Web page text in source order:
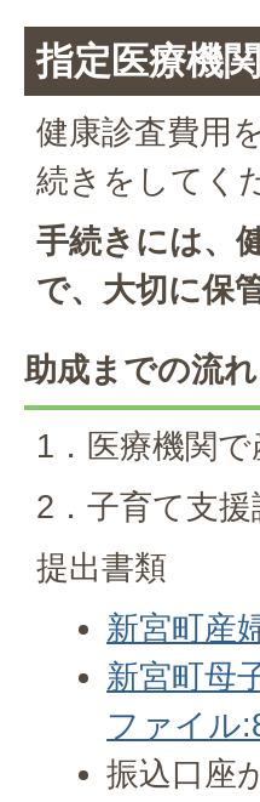
指定医療機
健康診査費用
続きをしてく
手続きには、
で、大切に保
助成までの流れ
1．医療機関
2．子育て支
提出書類
新宮町産
新宮町母
ファイル
振込口座